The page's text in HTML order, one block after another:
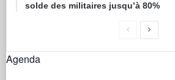
solde des militaires jusqu’à 80%
Agenda